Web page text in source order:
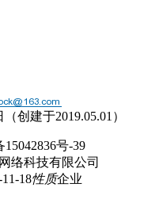
（创建于2019.05.01）
15042836号-39
络科技有限公司
18性质企业